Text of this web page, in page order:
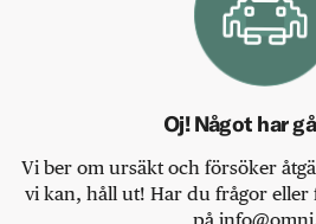
Oj! Något har
Vi ber om ursäkt och försöker
vi kan, håll ut! Har du frågor eller